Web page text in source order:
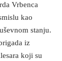
Vrbenca
kao
stanju.
iz
koji su